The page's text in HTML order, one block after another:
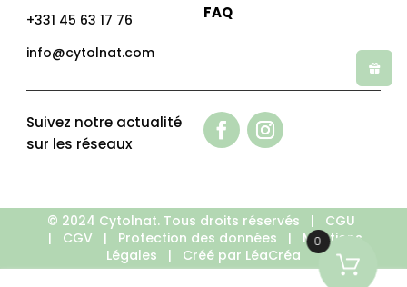
+331 45 63 17 76
info@cytolnat.com
FAQ
Suivez notre actualité
sur les réseaux
© 2024 Cytolnat. Tous droits réservés | CGU
| CGV | Protection des données | Mentions
Légales
| Créé par LéaCréa
0